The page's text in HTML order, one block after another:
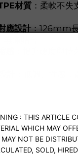
材質 ：柔軟不
應設計：126mm
痛貼合
：提升硬度與持
：低調、性感
熱塑性彈性體）